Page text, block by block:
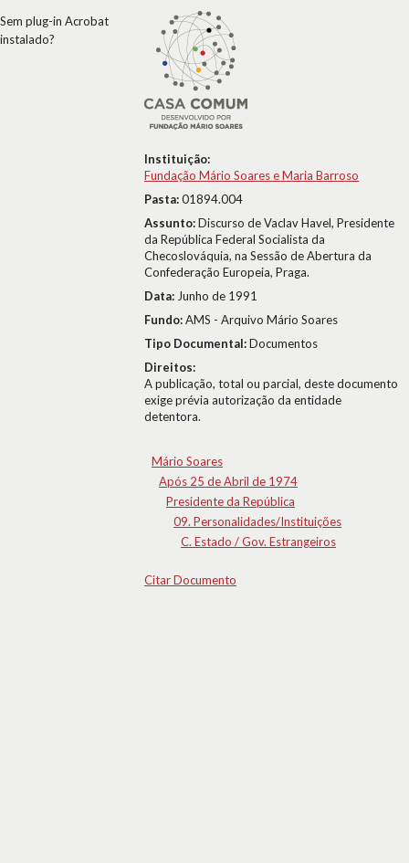
Instituição:
Fundação Mário Soares e Maria Barroso
Pasta:01894.004
Assunto:Discurso de Vaclav Havel, Presidente
da República Federal Socialista da
Checoslováquia, na Sessão de Abertura da
Confederação Europeia, Praga.
Data: Junho de 1991
Fundo:AMS - Arquivo Mário Soares
Tipo Documental:Documentos
Direitos:
A publicação, total ou parcial, deste documento
exige prévia autorização da entidade
detentora.
Mário Soares
Após 25 de Abril de 1974
Presidente da República
09. Personalidades/Instituições
C. Estado / Gov. Estrangeiros
Citar Documento
Sem plug-in Acrobat
instalado?